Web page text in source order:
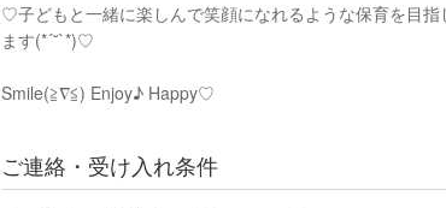
♡子どもと一緒に楽しんで笑顔になれるような保育を目
ます(*´˘`*)♡
Smile(≧∇≦) Enjoy♪ Happy♡
ご連絡・受け入れ条件